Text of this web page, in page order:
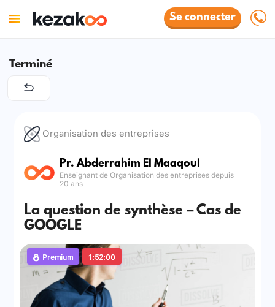
Se connecter
Terminé
Organisation des entreprises
Pr. Abderrahim El Maaqoul
Enseignant de Organisation des entreprises depuis
20 ans
La question de synthèse – Cas de
GOOGLE
Premium 1:52:00